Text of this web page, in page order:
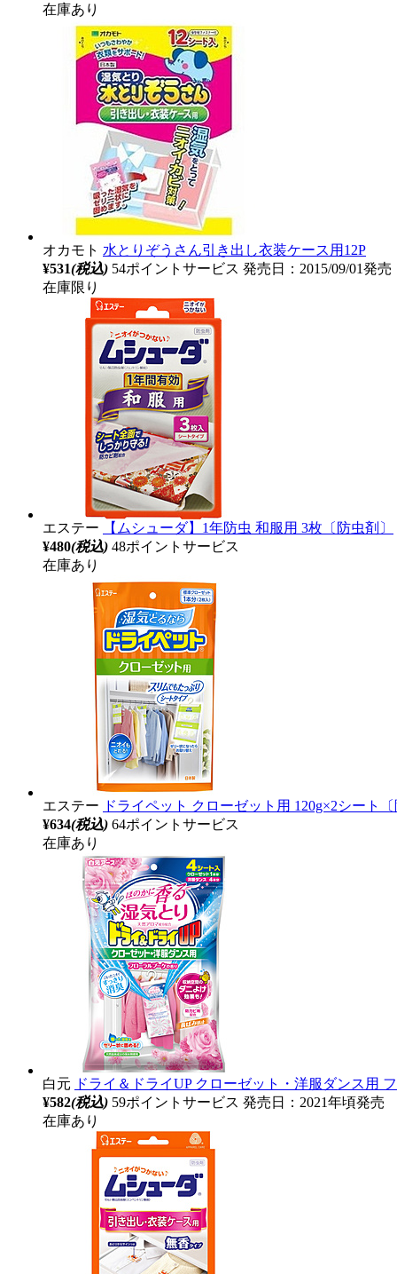
在庫あり
オカモト 水とりぞうさん引き出し衣装ケース用12P
¥531(税込) 54ポイントサービス 発売日：2015/09/01発売
在庫限り
エステー
【ムシューダ】1年防虫 和服用 3枚〔防虫剤〕
¥480(税込) 48ポイントサービス
在庫あり
エステー ドライペット クローゼット用 120g×2シート〔
¥634(税込) 64ポイントサービス
在庫あり
白元 ドライ＆ドライUP クローゼット・洋服ダンス用
¥582(税込) 59ポイントサービス 発売日：2021年頃発売
在庫あり